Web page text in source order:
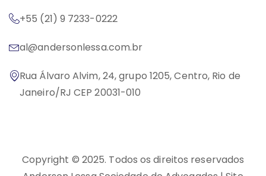
+55 (21) 9 7233-0222
al@andersonlessa.com.br
Rua Álvaro Alvim, 24, grupo 1205, Centro, Rio de
Janeiro/RJ CEP 20031-010
Copyright © 2025. Todos os direitos reservados